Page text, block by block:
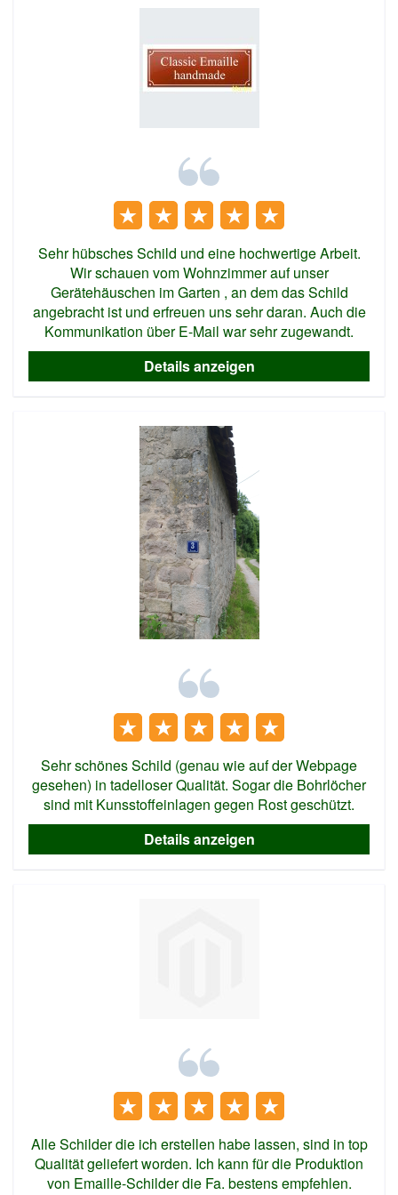
Sehr hübsches Schild und eine hochwertige Arbeit.
Wir schauen vom Wohnzimmer auf unser
Gerätehäuschen im Garten , an dem das Schild
angebracht ist und erfreuen uns sehr daran. Auch die
Kommunikation über E-Mail war sehr zugewandt.
Details anzeigen
Sehr schönes Schild (genau wie auf der Webpage
gesehen) in tadelloser Qualität. Sogar die Bohrlöcher
sind mit Kunsstoffeinlagen gegen Rost geschützt.
Details anzeigen
Alle Schilder die ich erstellen habe lassen, sind in top
Qualität geliefert worden. Ich kann für die Produktion
von Emaille-Schilder die Fa. bestens empfehlen.